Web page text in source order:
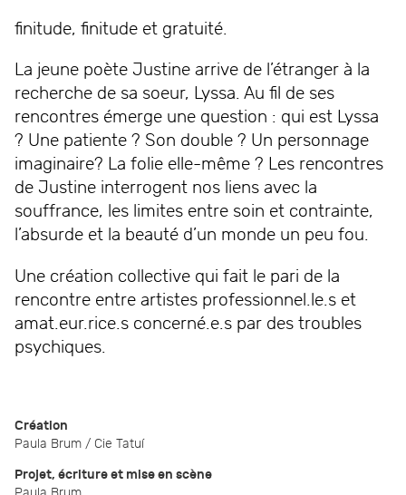
finitude, finitude et gratuité.
La jeune poète Justine arrive de l’étranger à la
recherche de sa soeur, Lyssa. Au fil de ses
rencontres émerge une question : qui est Lyssa
? Une patiente ? Son double ? Un personnage
imaginaire? La folie elle-même ? Les rencontres
de Justine interrogent nos liens avec la
souffrance, les limites entre soin et contrainte,
l’absurde et la beauté d’un monde un peu fou.
Une création collective qui fait le pari de la
rencontre entre artistes professionnel.le.s et
amat.eur.rice.s concerné.e.s par des troubles
psychiques.
Création
Paula Brum / Cie Tatuí
Projet, écriture et mise en scène